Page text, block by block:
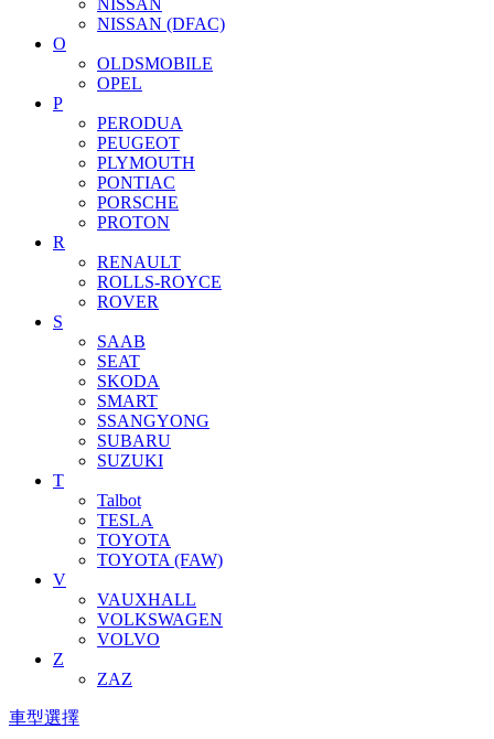
NISSAN (DFAC)
O
OLDSMOBILE
OPEL
P
PERODUA
PEUGEOT
PLYMOUTH
PONTIAC
PORSCHE
PROTON
R
RENAULT
ROLLS-ROYCE
ROVER
S
SAAB
SEAT
SKODA
SMART
SSANGYONG
SUBARU
SUZUKI
T
Talbot
TESLA
TOYOTA
TOYOTA (FAW)
V
VAUXHALL
VOLKSWAGEN
VOLVO
Z
ZAZ
車型選擇